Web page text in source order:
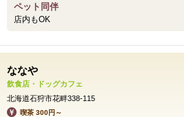
ペット同伴
店内もOK
ななや
飲食店・ドッグカフェ
北海道石狩市花畔338-115
喫茶 300円～